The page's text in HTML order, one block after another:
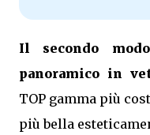
Il secondo
panoramico in
TOP gamma più
più bella